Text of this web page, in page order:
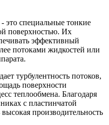
это специальные тонкие
поверхностью. Их
эффективный
потоками жидкостей или
турбулентность потоков,
поверхности
теплообмена. Благодаря
с пластинчатой
производительность